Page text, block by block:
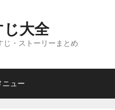
大全
じ・ストーリーまとめ
ニュー